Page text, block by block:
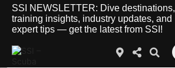
SSI NEWSLETTER: Dive destinations,
training insights, industry updates, and
expert tips — get the latest from SSI!